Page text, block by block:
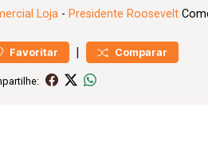
Loja - Presidente Roosevelt
Favoritar | Comparar